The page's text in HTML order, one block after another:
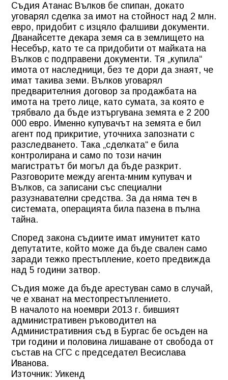
Съдия Атанас Вълков бе спипан, докато
уговарял сделка за имот на стойност над 2 млн.
евро, придобит с изцяло фалшиви документи.
Дванайсетте декара земя са в землището на
Несебър, като те са придобити от майката на
Вълков с подправени документи. Тя „купила“
имота от наследници, без те дори да знаят, че
имат такива земи. Вълков уговарял
предварителния договор за продажбата на
имота на трето лице, като сумата, за която е
трябвало да бъде изтъргувана земята е 2 200
000 евро. Именно купувачът на земята е бил
агент под прикритие, уточниха запознати с
разследването. Така „сделката“ е била
контролирана и само по този начин
магистратът би могъл да бъде разкрит.
Разговорите между агента-мним купувач и
Вълков, са записани със специални
разузнавателни средства. За да няма теч в
системата, операцията била пазена в пълна
тайна.
Според закона съдиите имат имунитет като
депутатите, който може да бъде свален само
заради тежко престъпление, което предвижда
над 5 години затвор.
Съдия може да бъде арестуван само в случай,
че е хванат на местопрестъплението.
В началото на ноември 2013 г. бившият
административен ръководител на
Административния съд в Бургас бе осъден на
три години и половина лишаване от свобода от
състав на СГС с председател Весислава
Иванова.
Източник: Уикенд